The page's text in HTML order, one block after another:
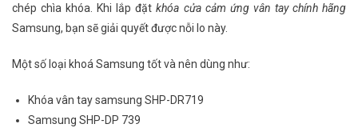
chép chìa khóa. Khi lắp đặtkhóa cửa cảm ứng vân tay chính hãng
Samsung, bạn sẽ giải quyết được nỗi lo này.
Một số loại khoá Samsung tốt và nên dùng như:
Khóa vân tay samsung SHP-DR719
Samsung SHP-DP 739